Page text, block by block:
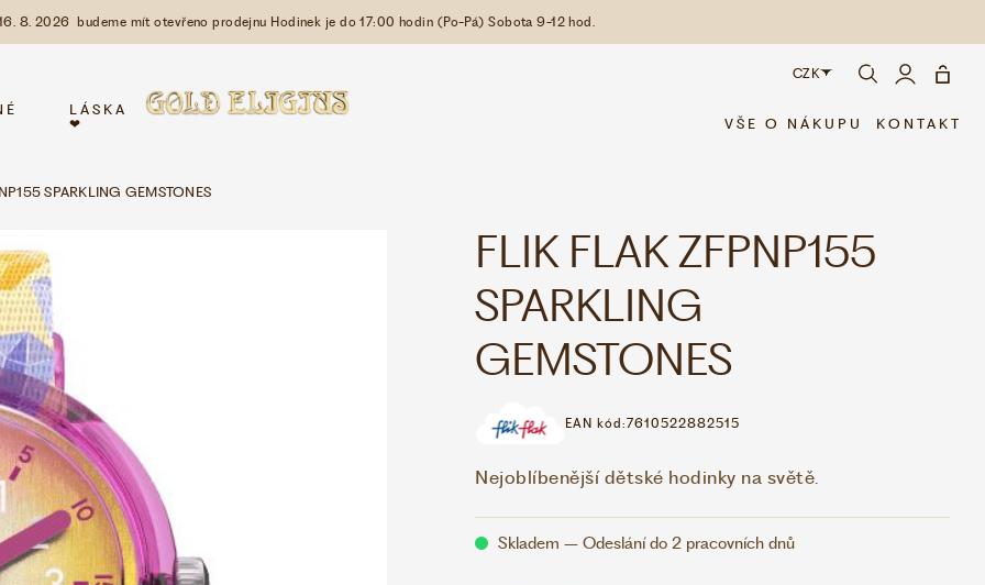
8. 2026 budeme mít otevřeno prodejnu Hodinek je do 17:00 hodin (Po-Pá) Sobota 9-12 hod.
LÁSKA
❤
CZK
CZK
VŠE O NÁKUPU KONTAKT
SPARKLING GEMSTONES
FLIK FLAK ZFPNP155
SPARKLING
GEMSTONES
EAN kód:7610522882515
Nejoblíbenější dětské hodinky na světě.
Skladem – Odeslání do 2 pracovních dnů